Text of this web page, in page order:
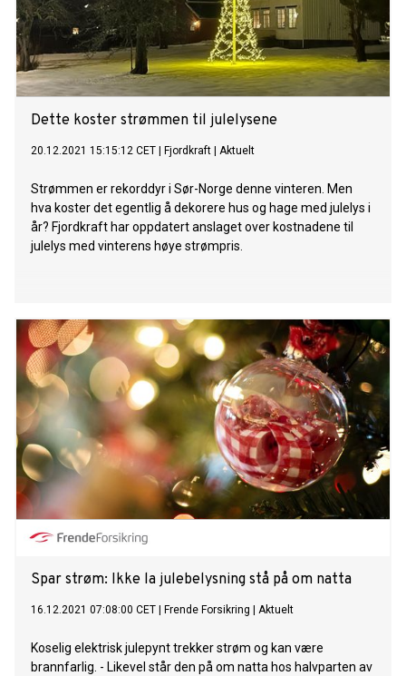
Dette koster strømmen til julelysene
20.12.2021 15:15:12 CET Fjordkraft Aktuelt
Strømmen er rekorddyr i Sør-Norge denne vinteren. Men
hva koster det egentlig å dekorere hus og hage med julelys i
år? Fjordkraft har oppdatert anslaget over kostnadene til
julelys med vinterens høye strømpris.
Spar strøm: Ikke la julebelysning stå på om natta
16.12.2021 07:08:00 CET Frende Forsikring Aktuelt
Koselig elektrisk julepynt trekker strøm og kan være
brannfarlig. - Likevel står den på om natta hos halvparten av